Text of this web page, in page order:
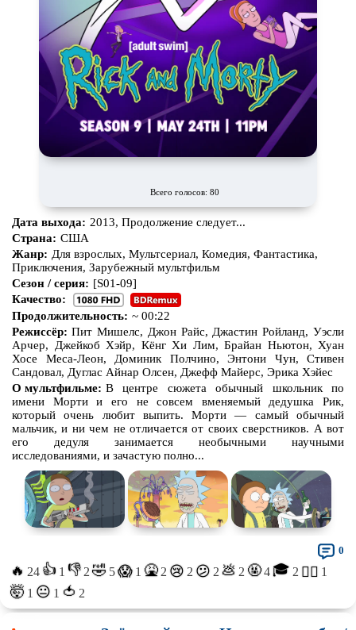
ПереводКубик в Кубе ПереводКураж-Бамбей
Пеплум Подростковая жестокость
Постапокалипсис Призраки
Про акул Про апокалипсис
Про богатых
Про вампиров Про ведьм
Про гангстеров Про гонки
Про деревню
Про драконов Про животных
Про зомби
Про корабли и подводные
лодки
Про любовь Про маньяков и
серийных
убийц
Про мафию
Про оборотней
Про пиратов Про подростков
Про путешествия во времени Про роботов
Про рыцарей Про самолёты
Про собак Про снайперов
Про супергероев Про танки
Про танцы
Про футбол
Про хоккей ифигурное
катание
Про шпионов
Всего голосов: 80
Дата выхода: 2013, Продолжение следует...
Страна: США
Жанр: Для взрослых, Мультсериал, Комедия, Фантастика,
Приключения, Зарубежный мультфильм
Сезон / серия: [S01-09]
Качество:
Продолжительность: ~ 00:22
Режиссёр: Пит Мишелс, Джон Райс, Джастин Ройланд, Уэсли
Арчер, Джейкоб Хэйр, Кёнг Хи Лим, Брайан Ньютон, Хуан
Хосе Меса-Леон, Доминик Полчино, Энтони Чун, Стивен
Сандовал, Дуглас Айнар Олсен, Джефф Майерс, Эрика Хэйес
О мультфильме: В центре сюжета обычный школьник по
имени Морти и его не совсем вменяемый дедушка Рик,
который очень любит выпить. Морти — самый обычный
мальчик, и ни чем не отличается от своих сверстников. А вот
его дедуля занимается необычными научными
исследованиями, и зачастую полно...
🔥 24 👍 1 👎2🤣 5😱 1 🤮2 😢 2 😕 2 💩 2 🤬4 🎓 2 😵‍💫 1
🤯 1 😐 1 🍅 2
0